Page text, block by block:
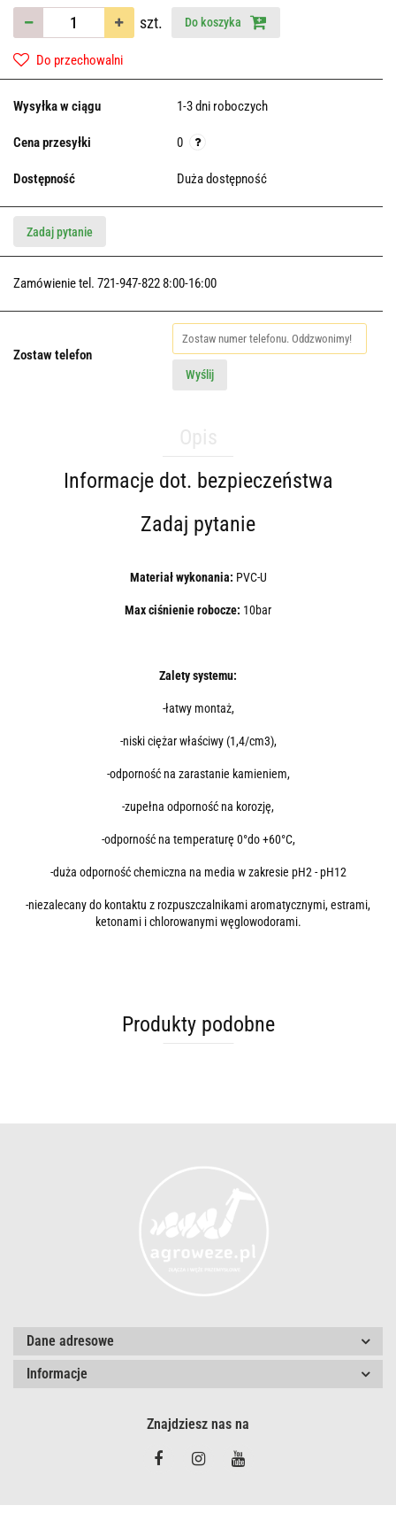
szt. Do koszyka
Do przechowalni
Wysyłka w ciągu 1-3 dni roboczych
Cena przesyłki 0
Dostępność Duża dostępność
Zadaj pytanie
Zamówienie tel. 721-947-822 8:00-16:00
Zostaw telefon
Wyślij
Informacje dot. bezpieczeństwa
Zadaj pytanie
Materiał wykonania: PVC-U
Max ciśnienie robocze: 10bar
Zalety systemu:
-łatwy montaż,
-niski ciężar właściwy (1,4/cm3),
-odporność na zarastanie kamieniem,
-zupełna odporność na korozję,
-odporność na temperaturę 0°do +60°C,
-duża odporność chemiczna na media w zakresie pH2 - pH12
-niezalecany do kontaktu z rozpuszczalnikami aromatycznymi, estrami,
ketonami i chlorowanymi węglowodorami.
Produkty podobne
Dane adresowe
Informacje
Znajdziesz nas na